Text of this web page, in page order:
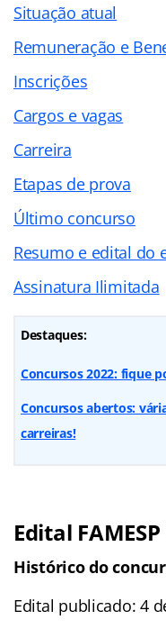
Situação atual
Remuneração e
Inscrições
Cargos e vagas
Carreira
Etapas de prova
Último concurso
Resumo e edital do
Assinatura Ilimitada
Destaques:
Concursos 2022: fique
Concursos abertos:
carreiras!
Edital
Histórico do
Edital publicado: 4